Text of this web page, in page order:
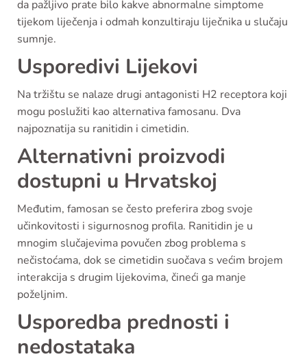
da pažljivo prate bilo kakve abnormalne simptome
tijekom liječenja i odmah konzultiraju liječnika u slučaju
sumnje.
Usporedivi Lijekovi
Na tržištu se nalaze drugi antagonisti H2 receptora koji
mogu poslužiti kao alternativa famosanu. Dva
najpoznatija su ranitidin i cimetidin.
Alternativni proizvodi
dostupni u Hrvatskoj
Međutim, famosan se često preferira zbog svoje
učinkovitosti i sigurnosnog profila. Ranitidin je u
mnogim slučajevima povučen zbog problema s
nečistoćama, dok se cimetidin suočava s većim brojem
interakcija s drugim lijekovima, čineći ga manje
poželjnim.
Usporedba prednosti i
nedostataka